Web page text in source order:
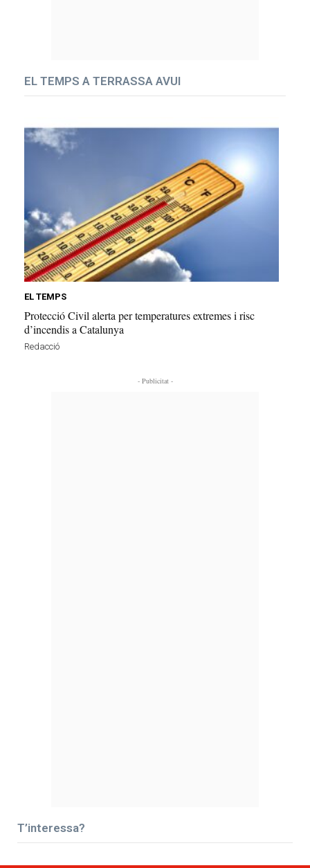
EL TEMPS A TERRASSA AVUI
EL TEMPS
Protecció Civil alerta per temperatures extremes i risc
d’incendis a Catalunya
Redacció
- Publicitat -
T’interessa?